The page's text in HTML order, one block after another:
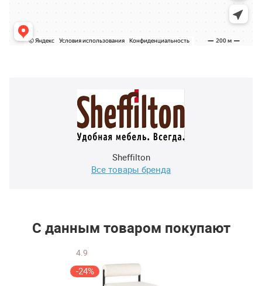
Sheffilton
Все товары бренда
С данным товаром покупают
4.9
-24%